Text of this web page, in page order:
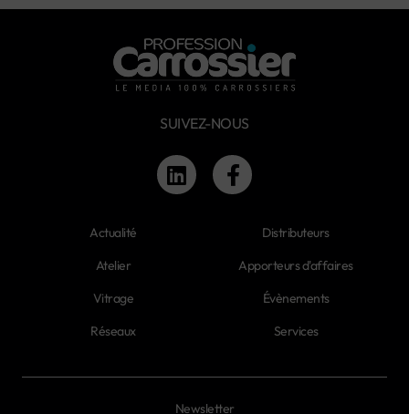
SUIVEZ-NOUS
Actualité
Atelier
Vitrage
Réseaux
Distributeurs
Apporteurs d'affaires
Évènements
Services
Newsletter